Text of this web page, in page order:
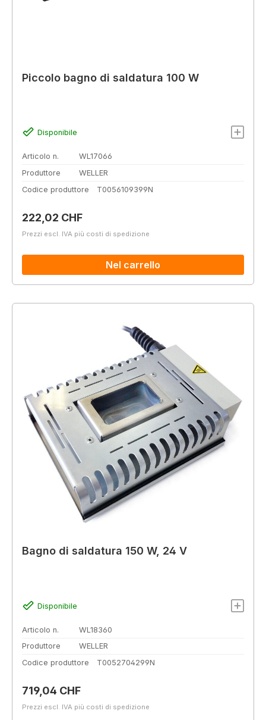
Piccolo bagno di saldatura 100 W
Disponibile
Articolo n.
WL17066
Produttore
WELLER
Codice produttore
T0056109399N
Prezzo normale:
222,02 CHF
Prezzi escl. IVA più costi di spedizione
Nel carrello
Bagno di saldatura 150 W, 24 V
Disponibile
Articolo n.
WL18360
Produttore
WELLER
Codice produttore
T0052704299N
Prezzo normale:
719,04 CHF
Prezzi escl. IVA più costi di spedizione